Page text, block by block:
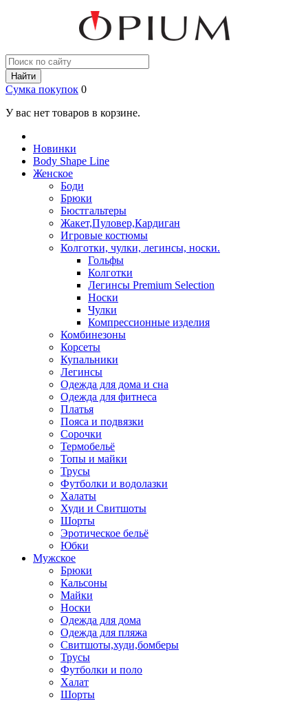
Найти
Сумка покупок 0
У вас нет товаров в корзине.
Новинки
Body Shape Line
Женское
Боди
Брюки
Бюстгальтеры
Жакет,Пуловер,Кардиган
Игровые костюмы
Колготки, чулки, легинсы, носки.
Гольфы
Колготки
Легинсы Premium Selection
Носки
Чулки
Компрессионные изделия
Комбинезоны
Корсеты
Купальники
Легинсы
Одежда для дома и сна
Одежда для фитнеса
Платья
Пояса и подвязки
Сорочки
Термобельё
Топы и майки
Трусы
Футболки и водолазки
Халаты
Худи и Свитшоты
Шорты
Эротическое бельё
Юбки
Мужское
Брюки
Кальсоны
Майки
Носки
Одежда для дома
Одежда для пляжа
Свитшоты,худи,бомберы
Трусы
Футболки и поло
Халат
Шорты